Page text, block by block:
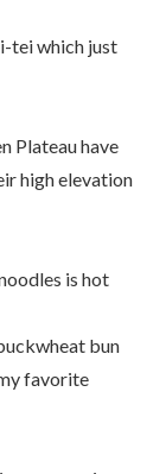
tei which just
Plateau have
high elevation
is hot
bun
favorite